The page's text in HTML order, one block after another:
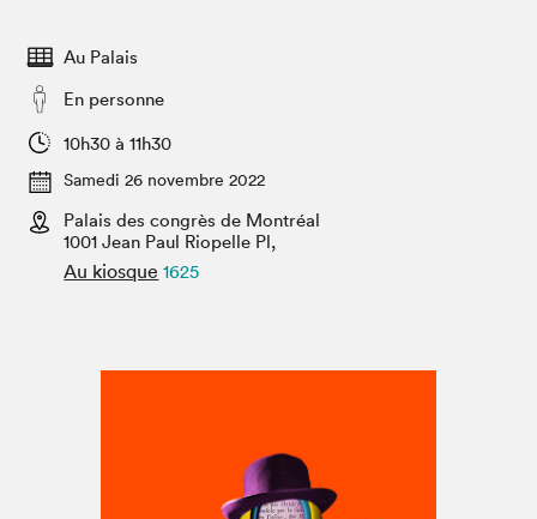
Espace exposant⋅e⋅s
Espace enseignant·e·s
Espace médias
SLM PRO
Salon dans la ville et en ligne
Projets partenaires
Au Palais
En personne
10h30 à 11h30
Samedi 26 novembre 2022
Palais des congrès de Montréal
1001 Jean Paul Riopelle Pl,
Au kiosque 1625